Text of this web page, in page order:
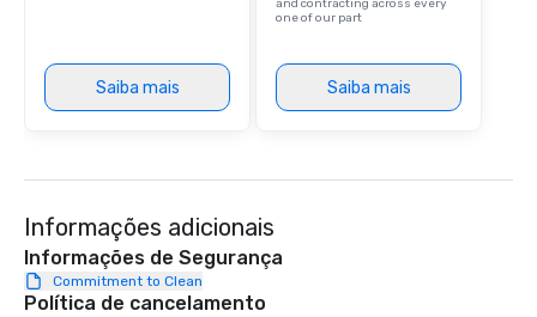
Saiba mais
and contracting across every
one of our part
Saiba mais
Informações adicionais
Informações de Segurança
Commitment to Clean
Política de cancelamento